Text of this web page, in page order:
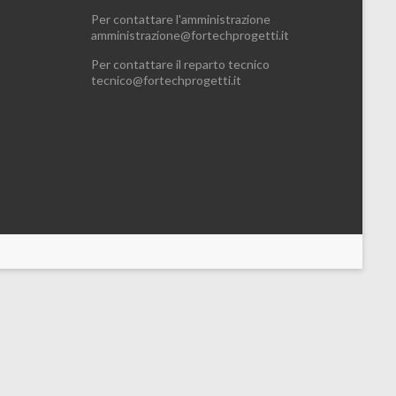
Per contattare l'amministrazione
amministrazione@fortechprogetti.it
Per contattare il reparto tecnico
tecnico@fortechprogetti.it